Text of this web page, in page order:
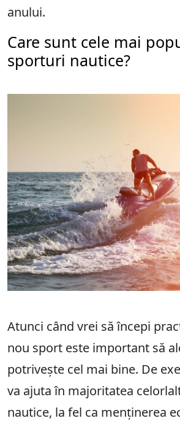
anului.
Care sunt cele mai
sporturi nautice?
Atunci când vrei să începi
nou sport este important să
potrivește cel mai bine. De
va ajuta în majoritatea
nautice, la fel ca menținerea